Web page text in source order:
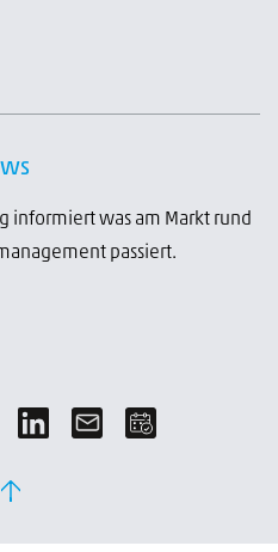
informiert was am Markt rund
passiert.